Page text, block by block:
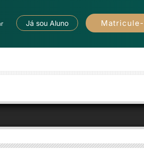
Já sou Aluno